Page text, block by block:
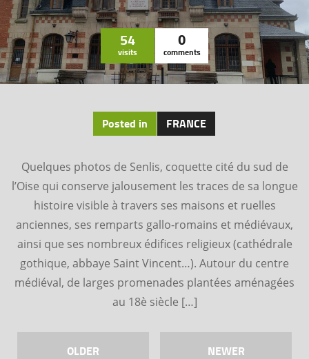
54
visits
0
comments
Posted in FRANCE
Quelques photos de Senlis, coquette cité du sud de
l’Oise qui conserve jalousement les traces de sa longue
histoire visible à travers ses maisons et ruelles
anciennes, ses remparts gallo-romains et médiévaux,
ainsi que ses nombreux édifices religieux (cathédrale
gothique, abbaye Saint Vincent…). Autour du centre
médiéval, de larges promenades plantées aménagées
au 18è siècle […]
OLDER NEWER